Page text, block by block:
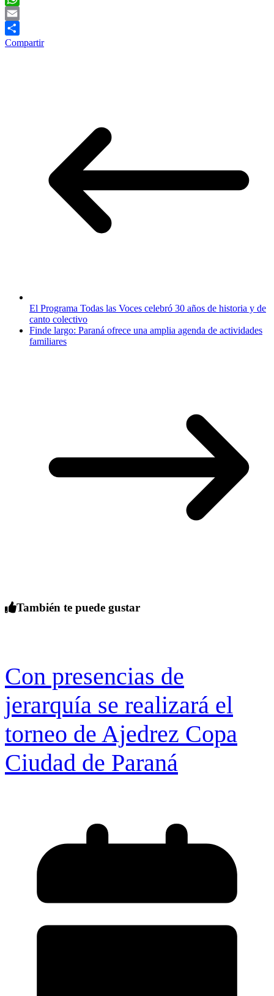
WhatsApp
Email
Compartir
El Programa Todas las Voces celebró 30 años de historia y de
canto colectivo
Finde largo: Paraná ofrece una amplia agenda de actividades
familiares
También te puede gustar
Con presencias de
jerarquía se realizará el
torneo de Ajedrez Copa
Ciudad de Paraná